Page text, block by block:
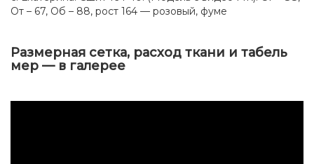
От – 67, Об – 88, рост 164 — розовый, фуме
Размерная сетка, расход ткани и табель
мер — в галерее